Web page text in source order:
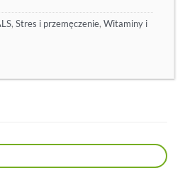
, Stres i przemęczenie, Witaminy i